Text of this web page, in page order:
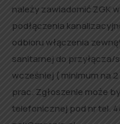
należy zawiadomić ZGK
podłączenia
odbioru włączenia
sanitarnej do przyłącza/
wcześniej ( minimum na
prac. Zgłoszenie może
telefonicznej pod nr tel.